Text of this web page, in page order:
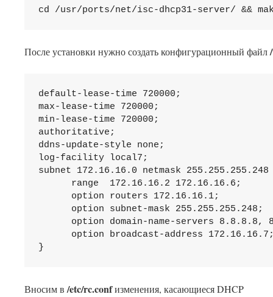
cd /usr/ports/net/isc-dhcp31-server/ &&
После установки нужно создать конфигурационный файл
default-lease-time 720000;
max-lease-time 720000;
min-lease-time 720000;
authoritative;
ddns-update-style none;
log-facility local7;
subnet 172.16.16.0 netmask
      range  172.16.16.2 172.16.16.6;
      option routers 172.16.16.1;
      option subnet-mask 255.255.255.248;
option domain-name-servers 8.8.8.8,
option broadcast-address
}
Вносим в /etc/rc.confизменения, касающиеся DHCP